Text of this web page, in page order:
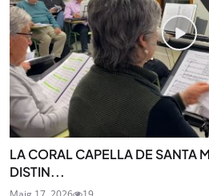
LA CORAL CAPELLA DE SANTA
DISTIN...